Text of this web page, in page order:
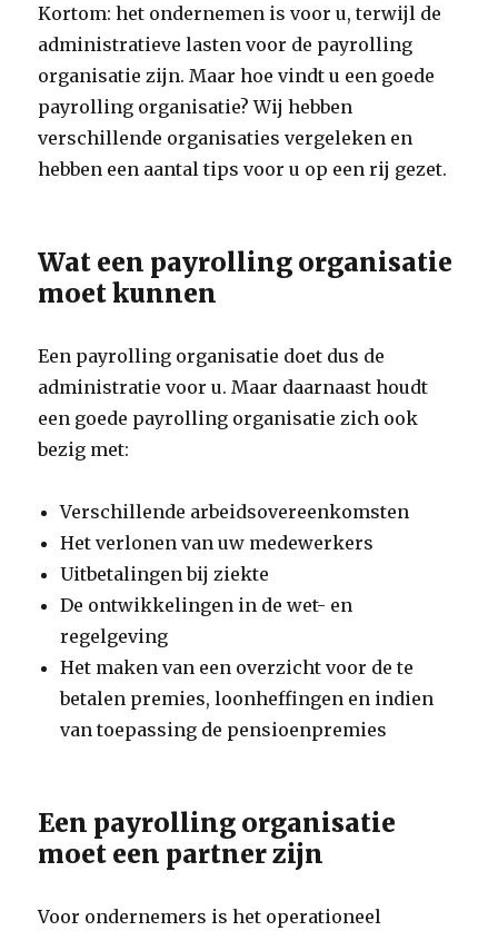
Kortom: het ondernemen is voor u, terwijl de
administratieve lasten voor de payrolling
organisatie zijn. Maar hoe vindt u een goede
payrolling organisatie? Wij hebben
verschillende organisaties vergeleken en
hebben een aantal tips voor u op een rij gezet.
Wat een payrolling organisatie
moet kunnen
Een payrolling organisatie doet dus de
administratie voor u. Maar daarnaast houdt
een goede payrolling organisatie zich ook
bezig met:
Verschillende arbeidsovereenkomsten
Het verlonen van uw medewerkers
Uitbetalingen bij ziekte
De ontwikkelingen in de wet- en
regelgeving
Het maken van een overzicht voor de te
betalen premies, loonheffingen en indien
van toepassing de pensioenpremies
Een payrolling organisatie
moet een partner zijn
Voor ondernemers is het operationeel